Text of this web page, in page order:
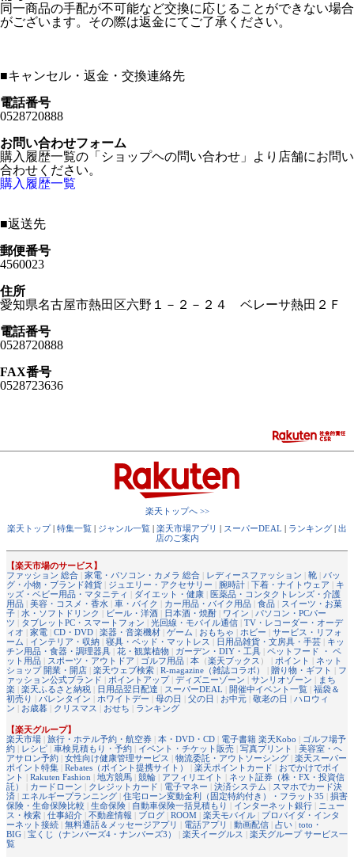
同一商品の手配が不可能など交換に応じることができない場合
がございます。その際は返金にてご了承ください。
■キャンセル・返金・交換連絡先
電話番号
0528720888
お問い合わせフォーム
購入履歴一覧の「ショップヘの問い合わせ」より店舗にお問い
合わせください。
購入履歴一覧
■返送先
郵便番号
4560023
住所
愛知県名古屋市熱田区六野１－２－２４ ベレーサ熱田２Ｆ
電話番号
0528720888
FAX番号
0528723636
楽天トップへ >>
楽天トップ| 特集一覧 | ジャンル一覧 | 楽天市場アプリ | スーパーDEAL | ランキング | 出
店のご案内
【楽天市場のサービス】
ファッション 総合 | 家電・パソコン・カメラ 総合 | レディースファッション | 靴 | バッ
グ・小物・ブランド雑貨 | ジュエリー・アクセサリー | 腕時計 | 下着・ナイトウェア | キ
ッズ・ベビー用品・マタニティ | ダイエット・健康 | 医薬品・コンタクトレンズ・介護
用品 | 美容・コスメ・香水 | 車・バイク | カー用品・バイク用品 | 食品 | スイーツ・お菓
子 | 水・ソフトドリンク | ビール・洋酒 | 日本酒・焼酎 | ワイン | パソコン・PCパー
ツ | タブレットPC・スマートフォン | 光回線・モバイル通信 | TV・レコーダー・オーデ
ィオ | 家電 | CD・DVD | 楽器・音楽機材 | ゲーム | おもちゃ | ホビー | サービス・リフォ
ーム | インテリア・収納 | 寝具・ベッド・マットレス | 日用品雑貨・文房具・手芸 | キッ
チン用品・食器・調理器具 | 花・観葉植物 | ガーデン・DIY・工具 | ペットフード ・ ペ
ット用品 | スポーツ・アウトドア | ゴルフ用品 | 本 （楽天ブックス ） | ポイント | ネット
ショップ 開業・開店 | 楽天ウェブ検索 | R-magazine（雑誌コラボ） | 贈り物・ギフト | フ
ァッション公式ブランド | ポイントアップ| ディズニーゾーン | サンリオゾーン | まち
楽 | 楽天ふるさと納税 | 日用品翌日配達 | スーパーDEAL | 開催中イベント一覧 | 福袋＆
初売り | バレンタイン | ホワイトデー | 母の日 | 父の日 | お中元 | 敬老の日 | ハロウィ
ン | お歳暮 | クリスマス | おせち | ランキング
【楽天グループ】
楽天市場 | 旅行・ホテル予約・航空券 | 本・DVD・CD | 電子書籍 楽天Kobo | ゴルフ場予
約 | レシピ | 車検見積もり・予約 | イベント・チケット販売 | 写真プリント | 美容室・ヘ
アサロン予約 | 女性向け健康管理サービス | 物流委託・アウトソーシング | 楽天スーパー
ポイント特集 | Rebates（ポイント提携サイト） | 楽天ポイントカード | おでかけでポイ
ント | Rakuten Fashion | 地方競馬 | 競輪 | アフィリエイト | ネット証券（株・FX・投資信
託）
| カードローン | クレジットカード | 電子マネー | 決済システム | スマホでカード決
済 | エネルギープランニング | 住宅ローン変動金利（固定特約付き）・フラット35 | 損害
保険・生命保険比較 | 生命保険 | 自動車保険一括見積もり | インターネット銀行 | ニュー
ス・検索 | 仕事紹介 | 不動産情報 | ブログ | ROOM | 楽天モバイル | プロバイダ・インタ
ーネット接続 | 無料通話＆メッセージアプリ | 電話アプリ | 動画配信 | 占い | toto・
BIG | 宝くじ（ナンバーズ4・ナンバーズ3） | 楽天イーグルス | 楽天グループ サービス一
覧